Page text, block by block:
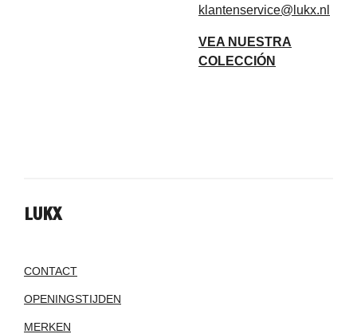
klantenservice@lukx.nl
VEA NUESTRA
COLECCIÓN
LUKX
CONTACT
OPENINGSTIJDEN
MERKEN